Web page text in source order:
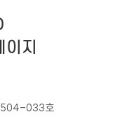
지
033호